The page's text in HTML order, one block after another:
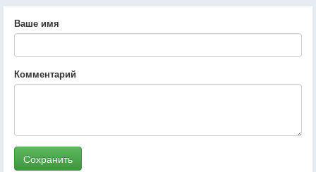
Ваше имя
Комментарий
Сохранить